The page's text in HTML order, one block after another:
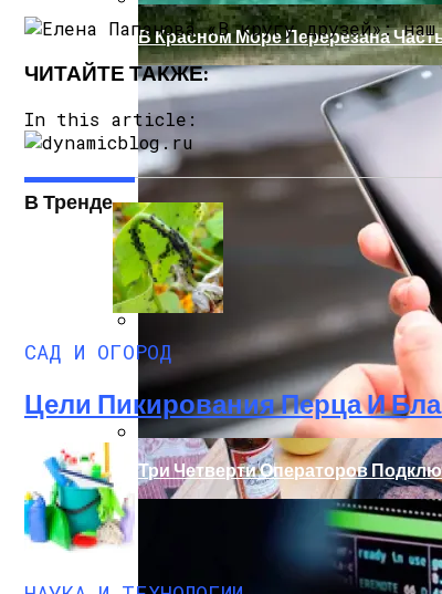
Палатка На Троих – Ваш
В Красном Море Перерезана
Три Четверти Операторов
ЧИТАЙТЕ ТАКЖЕ:
In this article:
В Тренде
САД И ОГОРОД
Цели Пикирования Перца И